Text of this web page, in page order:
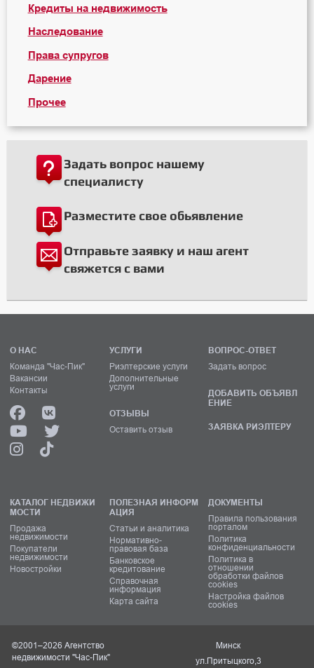
Кредиты на недвижимость
Наследование
Права супругов
Дарение
Прочее
Задать вопрос нашему
специалисту
Разместите свое обьявление
Отправьте заявку и наш агент
свяжется с вами
О НАС
Команда "Час-Пик"
Вакансии
Контакты
УСЛУГИ
Риэлтерские услуги
Дополнительные
услуги
ОТЗЫВЫ
Оставить отзыв
ВОПРОС-ОТВЕТ
Задать вопрос
ДОБАВИТЬ ОБЪЯВЛ
ЕНИЕ
ЗАЯВКА РИЭЛТЕРУ
КАТАЛОГ НЕДВИЖИ
МОСТИ
Продажа
недвижимости
Покупатели
недвижимости
Новостройки
ПОЛЕЗНАЯ ИНФОРМ
АЦИЯ
Статьи и аналитика
Нормативно-
правовая база
Банковское
кредитование
Справочная
информация
Карта сайта
ДОКУМЕНТЫ
Правила пользования
порталом
Политика
конфиденциальности
Политика в
отношении
обработки файлов
cookies
Настройка файлов
cookies
©2001–2026 Агентство
недвижимости "Час-Пик"
Минск
ул.Притыцкого,3